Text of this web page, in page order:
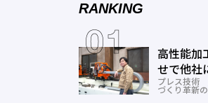
RANKING
高性能加
せで他社
げを実現
プレス技術
づくり革新の